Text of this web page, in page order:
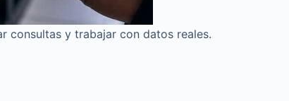
consultas y trabajar con datos reales.